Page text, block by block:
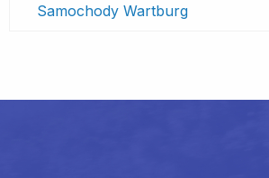
Samochody Wartburg